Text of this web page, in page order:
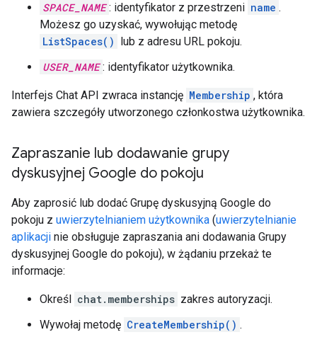
SPACE_NAME : identyfikator z przestrzeni name .
Możesz go uzyskać, wywołując metodę
ListSpaces() lub z adresu URL pokoju.
USER_NAME : identyfikator użytkownika.
Interfejs Chat API zwraca instancję Membership , która
zawiera szczegóły utworzonego członkostwa użytkownika.
Zapraszanie lub dodawanie grupy
dyskusyjnej Google do pokoju
Aby zaprosić lub dodać Grupę dyskusyjną Google do
pokoju z uwierzytelnianiem użytkownika (uwierzytelnianie
aplikacji nie obsługuje zapraszania ani dodawania Grupy
dyskusyjnej Google do pokoju), w żądaniu przekaż te
informacje:
Określ chat.memberships zakres autoryzacji.
Wywołaj metodę CreateMembership() .